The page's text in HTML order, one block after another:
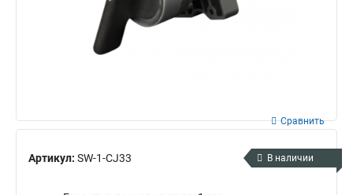
Артикул: SW-1-CJ33
Сравнить
В наличии